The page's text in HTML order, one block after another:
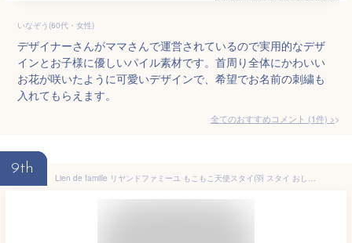
いなぞう(60代・女性)
デザイナーさんがママさんで運営されているので実用的なデザ
インとお子様に優しいパイル素材です。首周り全体にかわいい
お花が咲いたように可愛いデザインで、希望でお名前の刺繍も
入れてもらえます。
全てのおすすめコメント (1件) >
9th
Lien de famille リヤンドファミーユ もこもこ天使スタイ(羽 スタイ おしゃれ 女の子 よだれかけ 無地 かわいい ビブ 男の子 ベビー ギフト 吸水 日本製 食事 赤ちゃん 出産祝い 可愛い 前掛け よだれ)